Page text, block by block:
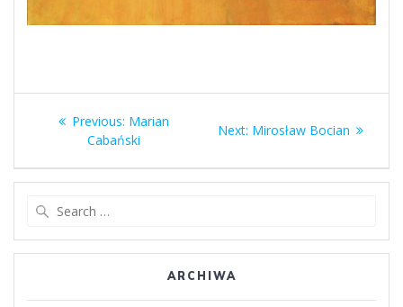
Nawigacja
wpisu
Previous: Previous
post:
Marian
Cabański
Next: Next
Mirosław Bocian
ARCHIWA